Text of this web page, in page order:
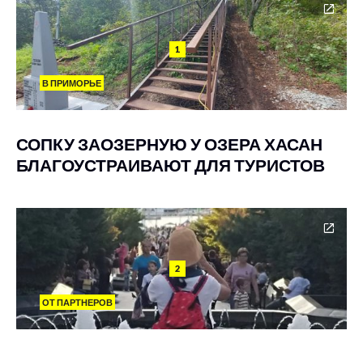
1
В ПРИМОРЬЕ
СОПКУ ЗАОЗЕРНУЮ У ОЗЕРА ХАСАН
БЛАГОУСТРАИВАЮТ ДЛЯ ТУРИСТОВ
2
ОТ ПАРТНЕРОВ